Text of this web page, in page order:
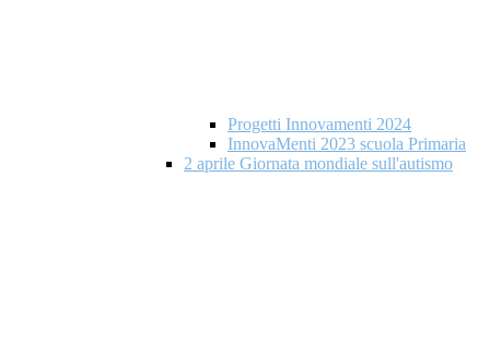
Progetti Innovamenti 2024
InnovaMenti 2023 scuola Primaria
2 aprile Giornata mondiale​ sull'autismo